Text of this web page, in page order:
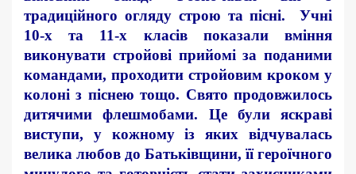
традиційного огляду строю та пісні. Учні
10-х та 11-х класів показали вміння
виконувати стройові прийомі за поданими
командами, проходити стройовим кроком у
колоні з піснею тощо. Свято продовжилось
дитячими флешмобами. Це були яскраві
виступи, у кожному із яких відчувалась
велика любов до Батьківщини, її героїчного